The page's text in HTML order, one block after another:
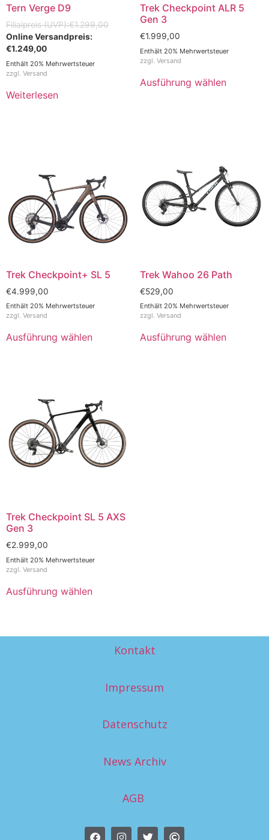
Tern Verge D9
€1.299,00
€1.249,00
Enthält 20% Mehrwertsteuer
zzgl. Versand
Weiterlesen
Trek Checkpoint ALR 5
Gen 3
€1.999,00
Enthält 20% Mehrwertsteuer
zzgl. Versand
Ausführung wählen
Trek Checkpoint+ SL 5
€4.999,00
Enthält 20% Mehrwertsteuer
zzgl. Versand
Ausführung wählen
Trek Wahoo 26 Path
€529,00
Enthält 20% Mehrwertsteuer
zzgl. Versand
Ausführung wählen
Trek Checkpoint SL 5 AXS
Gen 3
€2.999,00
Enthält 20% Mehrwertsteuer
zzgl. Versand
Ausführung wählen
Kontakt
Impressum
Datenschutz
News Archiv
AGB